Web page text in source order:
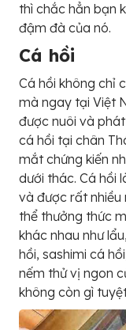
thì chắc hẳn bạn
đậm đà của nó.
Cá hồi
Cá hồi không chỉ
mà ngay tại Việt
được nuôi và
cá hồi tại chân
mắt chứng kiến
dưới thác. Cá hồi
và được rất nhiều
thể thưởng thức
khác nhau như
hồi, sashimi cá
nếm thử vị ngon
không còn gì